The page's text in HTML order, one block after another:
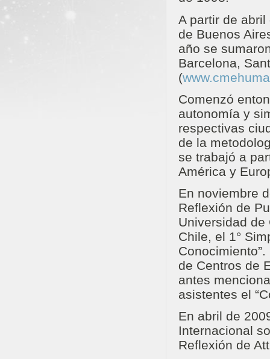
A partir de
de Buenos
año se
Barcelona,
(
Comenzó
autonomía y
respectivas
de la
se trabajó a
América y
En noviembre
Reflexión de
Universidad de
Chile, el 1°
de Centros de
antes
asistentes el
En abril de
Internacional
Reflexión de